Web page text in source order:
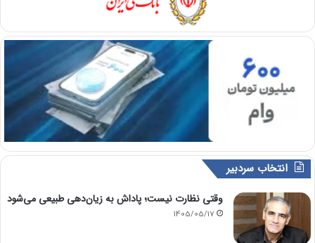
انتخاب سردبیر
وقتی نظارت نیست؛ پاداش به زیان‌دهی طبیعی می‌شود
1405/05/17